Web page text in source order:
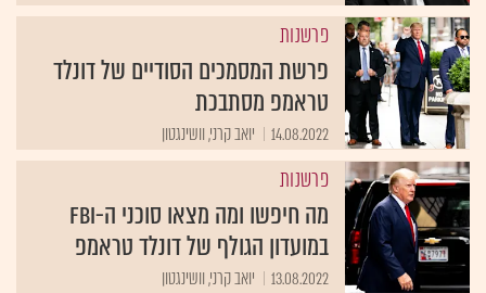
פרשנות
פרשת המסמכים הסודיים של דונלד
טראמפ מסתבכת
14.08.2022 יואב קרני, וושינגטון
פרשנות
מה חיפשו ומה מצאו סוכני ה-FBI
במועדון הגולף של דונלד טראמפ
13.08.2022 יואב קרני, וושינגטון